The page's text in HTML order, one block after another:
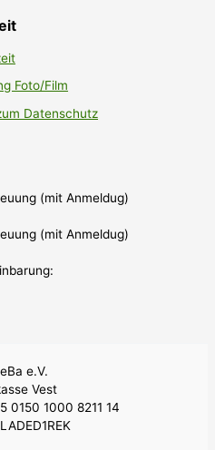
Foto/Film
Datenschutz
(mit Anmeldug)
(mit Anmeldug)
e.V.
Vest
0150 1000 8211 14